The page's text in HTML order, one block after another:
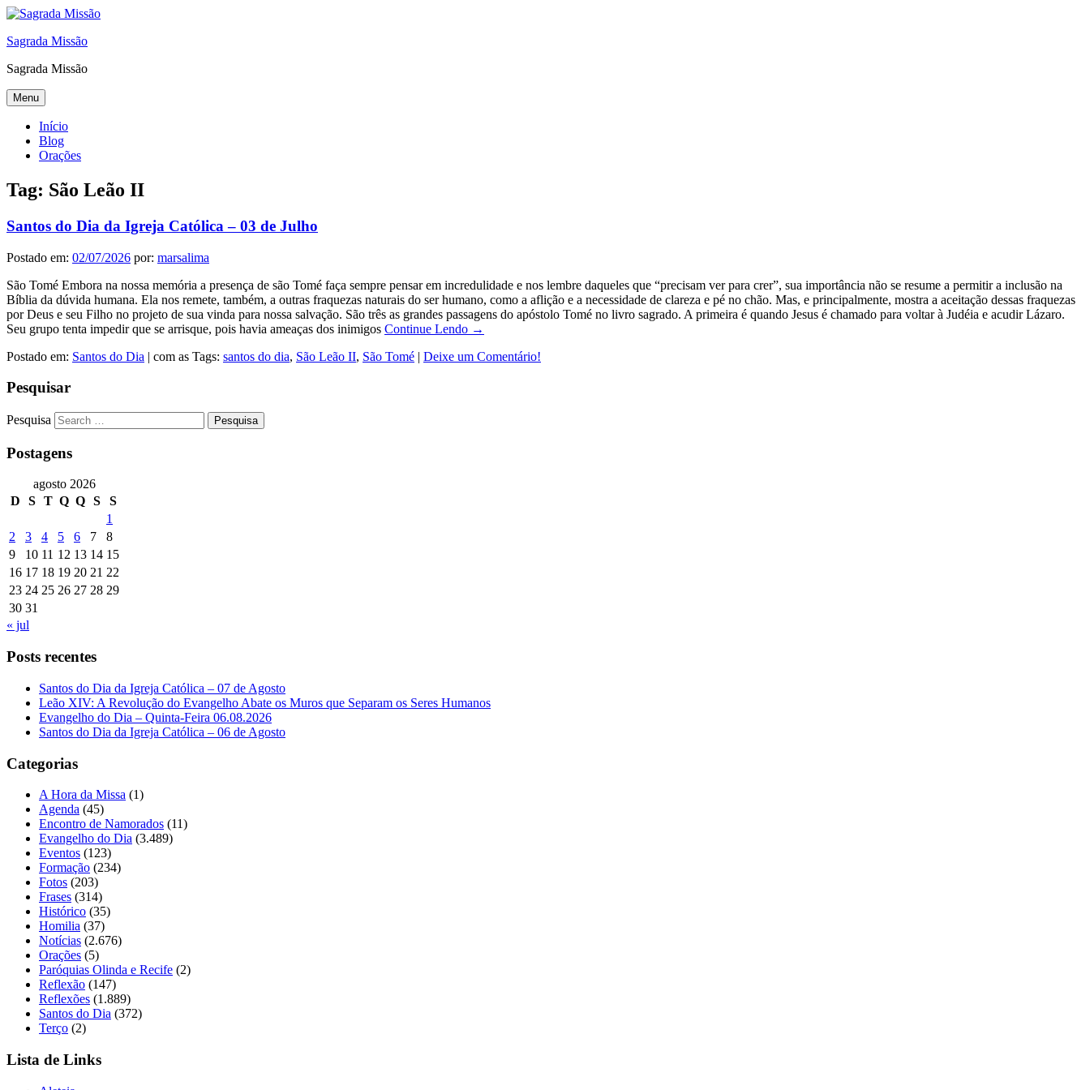
Sagrada Missão
Sagrada Missão
Menu
Início
Blog
Orações
Tag: São Leão II
Santos do Dia da Igreja Católica – 03 de Julho
Postado em: 02/07/2026 por: marsalima
São Tomé Embora na nossa memória a presença de são Tomé faça sempre pensar em incredulidade e nos lembre daqueles que “precisam ver para crer”, sua importância não se resume a permitir a inclusão na
Bíblia da dúvida humana. Ela nos remete, também, a outras fraquezas naturais do ser humano, como a aflição e a necessidade de clareza e pé no chão. Mas, e principalmente, mostra a aceitação dessas fraquezas
por Deus e seu Filho no projeto de sua vinda para nossa salvação. São três as grandes passagens do apóstolo Tomé no livro sagrado. A primeira é quando Jesus é chamado para voltar à Judéia e acudir Lázaro.
Seu grupo tenta impedir que se arrisque, pois havia ameaças dos inimigos Continue Lendo →
Postado em: Santos do Dia | com as Tags: santos do dia, São Leão II, São Tomé | Deixe um Comentário!
Pesquisar
Pesquisa
Postagens
agosto 2026
D
S T Q Q S
S
1
2
3 4 5 6 7
8
9
10 11 12 13 14 15
16 17 18 19 20 21 22
23 24 25 26 27 28 29
30 31
« jul
Posts recentes
Santos do Dia da Igreja Católica – 07 de Agosto
Leão XIV: A Revolução do Evangelho Abate os Muros que Separam os Seres Humanos
Evangelho do Dia – Quinta-Feira 06.08.2026
Santos do Dia da Igreja Católica – 06 de Agosto
Categorias
A Hora da Missa (1)
Agenda (45)
Encontro de Namorados (11)
Evangelho do Dia (3.489)
Eventos (123)
Formação (234)
Fotos (203)
Frases (314)
Histórico (35)
Homilia (37)
Notícias (2.676)
Orações (5)
Paróquias Olinda e Recife (2)
Reflexão (147)
Reflexões (1.889)
Santos do Dia (372)
Terço (2)
Lista de Links